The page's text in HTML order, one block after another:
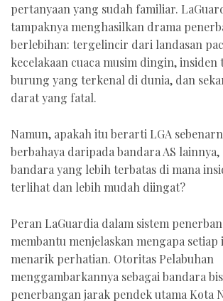
pertanyaan yang sudah familiar.
tampaknya menghasilkan drama
berlebihan: tergelincir dari landasan
kecelakaan cuaca musim dingin, insiden
burung yang terkenal di dunia, dan
darat yang fatal.
Namun, apakah itu berarti LGA
berbahaya daripada bandara AS lainnya,
bandara yang lebih terbatas di mana
terlihat dan lebih mudah diingat?
Peran LaGuardia dalam sistem
membantu menjelaskan mengapa setiap
menarik perhatian. Otoritas Pelabuhan
menggambarkannya sebagai bandara
penerbangan jarak pendek utama Kota